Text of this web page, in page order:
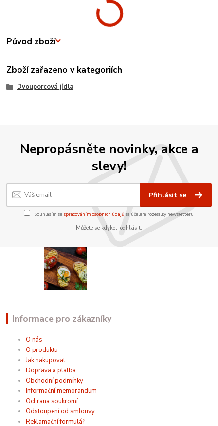
Původ zboží
Zboží zařazeno v kategoriích
Dvouporcová jídla
Nepropásněte novinky, akce a
slevy!
Přihlásit se
Souhlasím se zpracováním osobních údajůza účelem rozesílky newsletteru.
Můžete se kdykoli odhlásit.
Informace pro zákazníky
O nás
O produktu
Jak nakupovat
Doprava a platba
Obchodní podmínky
Informační memorandum
Ochrana soukromí
Odstoupení od smlouvy
Reklamační formulář